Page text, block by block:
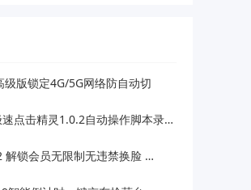
级版锁定4G/5G网络防自动切
击精灵1.0.2自动操作脚本录制解放双手
会员无限制无违禁换脸 支持照片/视频